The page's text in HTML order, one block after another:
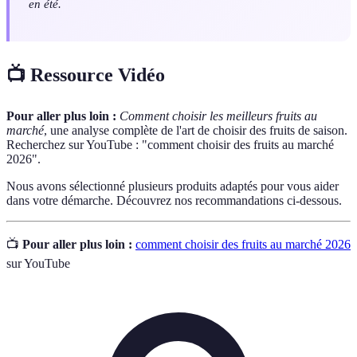
en été.
📺 Ressource Vidéo
Pour aller plus loin : Comment choisir les meilleurs fruits au
marché, une analyse complète de l'art de choisir des fruits de saison.
Recherchez sur YouTube : "comment choisir des fruits au marché
2026".
Nous avons sélectionné plusieurs produits adaptés pour vous aider
dans votre démarche. Découvrez nos recommandations ci-dessous.
📺 Pour aller plus loin : comment choisir des fruits au marché 2026
sur YouTube